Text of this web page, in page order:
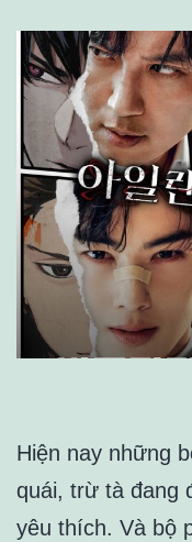
Hiện nay những
quái, trừ tà đang
yêu thích. Và bộ